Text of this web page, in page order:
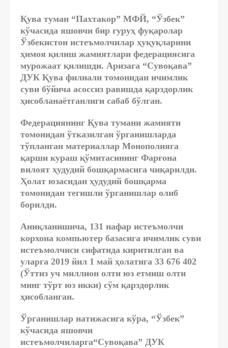
Қува туман “Пахтакор” МФЙ, “Ўзбек”
кўчасида яшовчи бир гуруҳ фуқаролар
Ўзбекистон истеъмолчилар ҳуқуқларини
ҳимоя қилиш жамиятлари федерациясига
мурожаат қилишди. Аризага “Сувоқава”
ДУК Қува филиали томонидан ичимлик
суви бўйича асоссиз равишда қарздорлик
ҳисобланаётганлиги сабаб бўлган.
Федерациянинг Қува тумани жамияти
томонидан ўтказилган ўрганишларда
тўпланган материаллар Монополияга
қарши кураш қўмитасининг Фарғона
вилоят ҳудудий бошқармасига чиқарилди.
Ҳолат юзасидан ҳудудий бошқарма
томонидан тегишли ўрганишлар олиб
борилди.
Аниқланишича, 131 нафар истеъмолчи
корхона компьютер базасига ичимлик суви
истеъмолчиси сифатида киритилган ва
уларга 2019 йил 1 май ҳолатига 33 676 402
(Ўттиз уч миллион олти юз етмиш олти
минг тўрт юз икки) сўм қарздорлик
ҳисобланган.
Ўрганишлар натижасига кўра, “Ўзбек”
кўчасида яшовчи
истеъмолчиларга“Сувоқава” ДУК